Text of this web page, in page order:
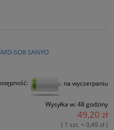
SO8 SANYO
na wyczerpaniu
Wysyłka w: 48 godziny
49,20 zł
( 1 szt. = 0,49 zł )